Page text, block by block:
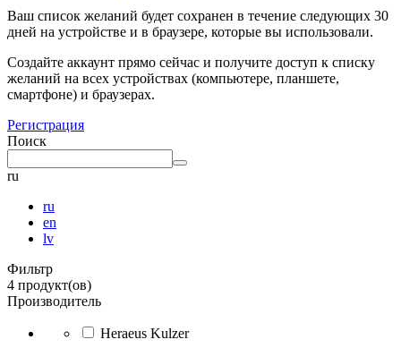
Ваш список желаний будет сохранен в течение следующих 30
дней на устройстве и в браузере, которые вы использовали.
Создайте аккаунт прямо сейчас и получите доступ к списку
желаний на всех устройствах (компьютере, планшете,
смартфоне) и браузерах.
Регистрация
Поиск
ru
ru
en
lv
Фильтр
4 продукт(ов)
Производитель
Heraeus Kulzer